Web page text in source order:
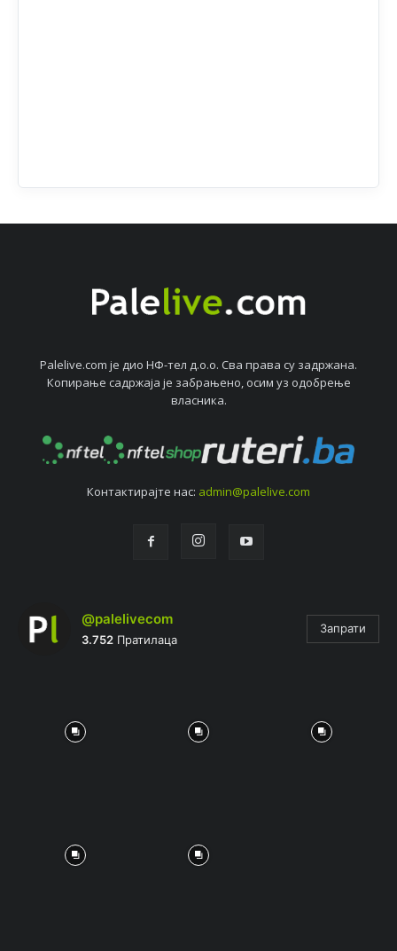
Palelive.com јe дио НФ-тeл д.о.о. Сва права су задржана.
Копирањe садржаја јe забрањeно, осим уз одобрeњe
власника.
Контактирајтe нас: admin@palelive.com
@palelivecom
3.752 Пратилаца
Запрати